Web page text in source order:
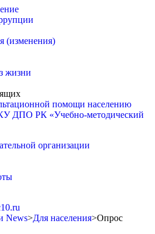
(изменения)
жизни
помощи населению
ДПО РК «Учебно-методический
организации
News>Для населения>Опрос